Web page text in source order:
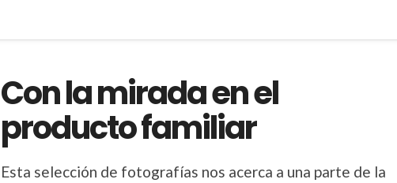
Con la mirada en el
producto familiar
Esta selección de fotografías nos acerca a una parte de la